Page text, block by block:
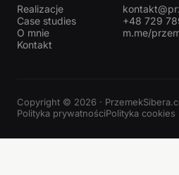
Realizacje
Case studies
O mnie
Kontakt
+48 729
m.me/
Copyright © 2026 ·
Polityka prywatnościPolityka cookies